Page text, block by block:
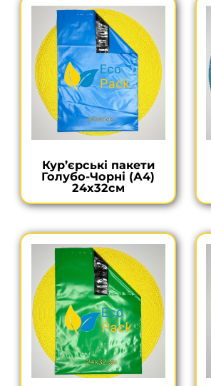
Кур’єрські пакети
Голубо-Чорні (А4)
24х32см